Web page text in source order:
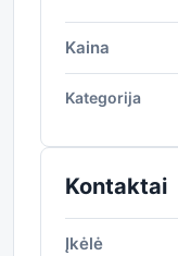
Kaina
Kategorija
Kontaktai
Įkėlė